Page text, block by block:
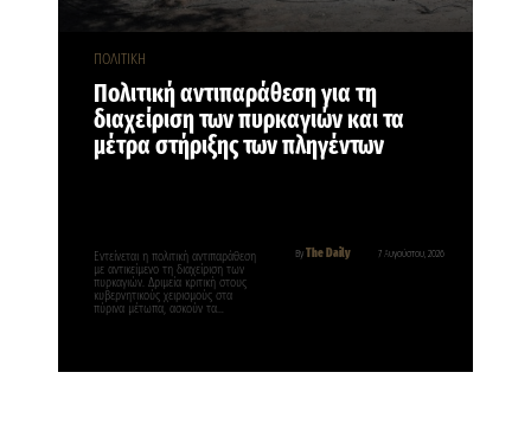
ΠΟΛΙΤΙΚΗ
Πολιτική αντιπαράθεση για τη
διαχείριση των πυρκαγιών και τα
μέτρα στήριξης των πληγέντων
By The Daily 7 Αυγούστου, 2026
Εντείνεται η πολιτική αντιπαράθεση
με αντικείμενο τη διαχείριση των
πυρκαγιών. Δριμεία κριτική στους
κυβερνητικούς χειρισμούς στα
πύρινα μέτωπα, ασκούν τα…